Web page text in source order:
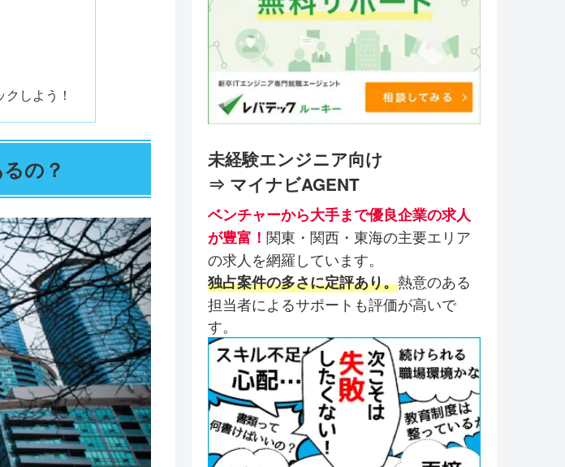
しよう！
の？
未経験エンジニア向け
⇒ マイナビAGENT
ベンチャーから大手まで優良企業の求人
が豊富！ 関東・関西・東海の主要エリア
の求人を網羅しています。
独占案件の多さに定評あり。熱意のある
担当者によるサポートも評価が高いで
す。